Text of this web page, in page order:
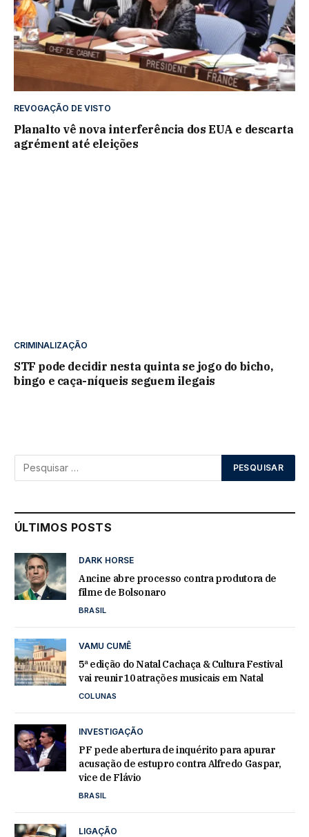
REVOGAÇÃO DE VISTO
Planalto vê nova interferência dos EUA e descarta
agrément até eleições
CRIMINALIZAÇÃO
STF pode decidir nesta quinta se jogo do bicho,
bingo e caça-níqueis seguem ilegais
ÚLTIMOS POSTS
DARK HORSE
Ancine abre processo contra produtora de
filme de Bolsonaro
BRASIL
VAMU CUMÊ
5ª edição do Natal Cachaça & Cultura Festival
vai reunir 10 atrações musicais em Natal
COLUNAS
INVESTIGAÇÃO
PF pede abertura de inquérito para apurar
acusação de estupro contra Alfredo Gaspar,
vice de Flávio
BRASIL
LIGAÇÃO